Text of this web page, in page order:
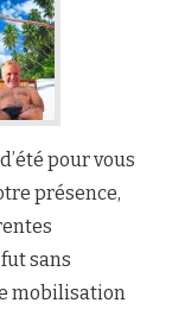
pour vous
présence,
sans
mobilisation